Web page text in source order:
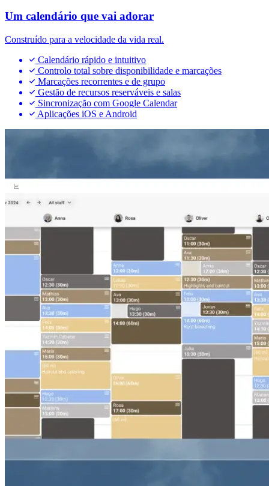
Um calendário que vai adorar
Construído para a velocidade da vida real.
Calendário rápido e intuitivo
Controlo total sobre disponibilidade e marcações
Marcações recorrentes e de grupo
Gestão de recursos reserváveis e salas
Sincronização com Google Calendar
Aplicações iOS e Android